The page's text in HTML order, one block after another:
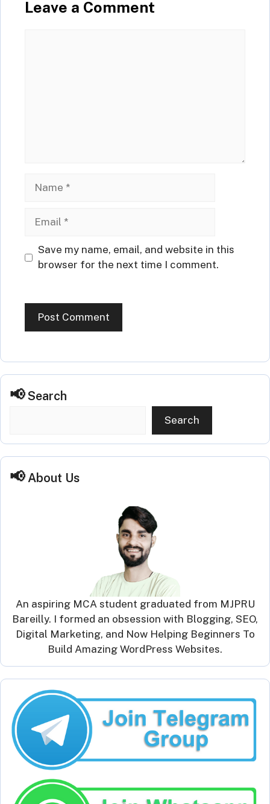
Leave a Comment
Website
Save my name, email, and website in this
browser for the next time I comment.
Search
Search
About Us
An aspiring MCA student graduated from MJPRU
Bareilly. I formed an obsession with Blogging, SEO,
Digital Marketing, and Now Helping Beginners To
Build Amazing WordPress Websites.